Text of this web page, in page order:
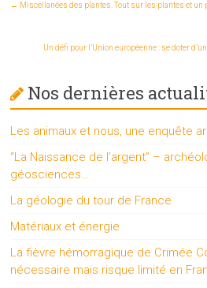
← Miscellanées des plantes. Tout sur les plantes et un
Un défi pour l’Union européenne : se doter
Nos dernières
Les animaux et nous, une enquête
“La Naissance de l’argent” –
géosciences…
La géologie du tour de France
Matériaux et énergie
La fièvre hémorragique de Crimée
nécessaire mais risque limité en